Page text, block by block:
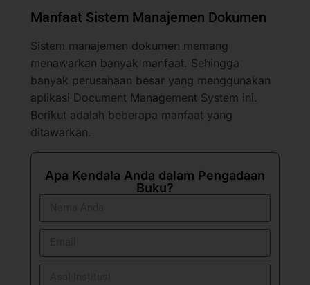
Manfaat Sistem Manajemen Dokumen
Sistem manajemen dokumen memang
menawarkan banyak manfaat. Sehingga
banyak perusahaan besar yang menggunakan
aplikasi Document Management System ini.
Berikut adalah beberapa manfaat yang
ditawarkan.
Apa Kendala Anda dalam Pengadaan
Buku?